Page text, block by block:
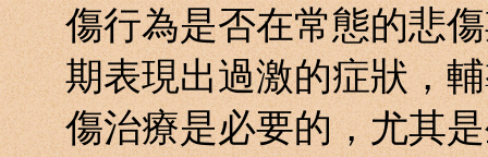
傷行為是否在常態的悲
期表現出過激的症狀，
傷治療是必要的，尤其